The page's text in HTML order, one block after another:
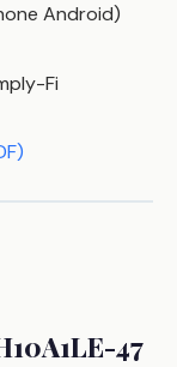
Android)
Fi
47